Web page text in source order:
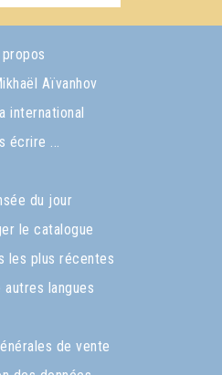
Aïvanhov
international
écrire ...
du jour
le catalogue
les plus récentes
autres langues
de vente